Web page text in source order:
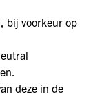
bij voorkeur op
deze in de